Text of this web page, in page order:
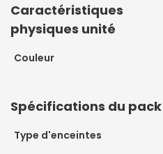
Caractéristiques
physiques unité
Couleur
Spécifications du pack
Type d'enceintes